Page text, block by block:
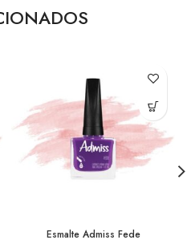
Esmalte Admiss Fede